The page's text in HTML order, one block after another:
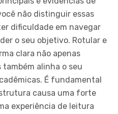
não distinguir essas
dificuldade em navegar
o seu objetivo. Rotular e
clara não apenas
também alinha o seu
É fundamental
causa uma forte
experiência de leitura